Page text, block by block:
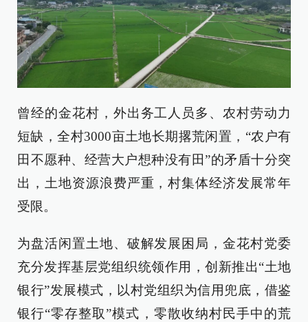
曾经的金花村，外出务工人员多、农村劳动力
短缺，全村3000亩土地长期撂荒闲置，“农户有
田不愿种、经营大户想种没有田”的矛盾十分突
出，土地资源浪费严重，村集体经济发展常年
受限。
为盘活闲置土地、破解发展困局，金花村党委
充分发挥基层党组织统领作用，创新推出“土地
银行”发展模式，以村党组织为信用兜底，借鉴
银行“零存整取”模式，零散收纳村民手中的荒